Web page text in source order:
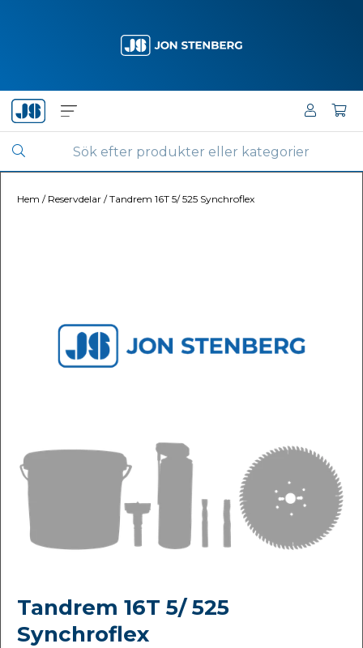
Hem / Reservdelar /Tandrem 16T 5/ 525 Synchroflex
Tandrem 16T 5/ 525
Synchroflex